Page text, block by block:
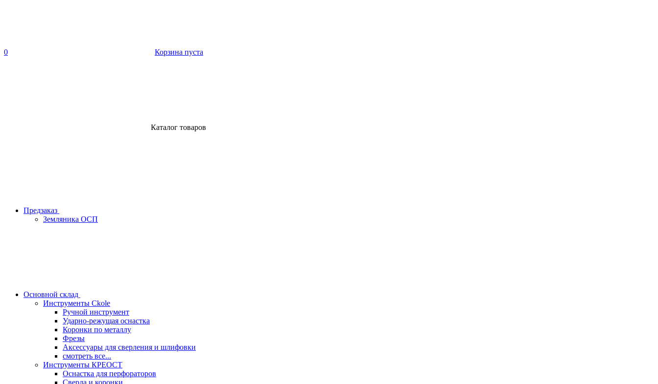
0 Корзина пуста
Каталог товаров
Предзаказ
Земляника ОСП
Основной склад
Инструменты Ckole
Ручной инструмент
Ударно‑режущая оснастка
Коронки по металлу
Фрезы
Аксессуары для сверления и шлифовки
смотреть все...
Инструменты КРЕОСТ
Оснастка для перфораторов
Сверла и коронки